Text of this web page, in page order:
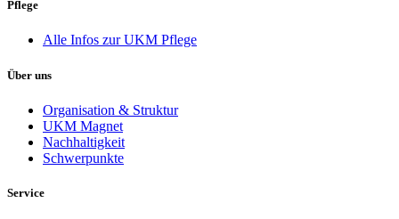
Pflege
Alle Infos zur UKM Pflege
Über uns
Organisation & Struktur
UKM Magnet
Nachhaltigkeit
Schwerpunkte
Service